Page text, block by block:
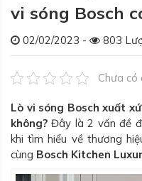
vi sóng Bosch
02/02/2023 - 803
Chưa có
Lò vi sóng Bosch xuất
không? Đây là 2 vấn đề
khi tìm hiểu về thương
cùng Bosch Kitchen